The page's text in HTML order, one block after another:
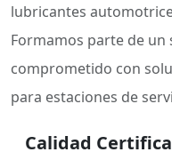
lubricantes
Formamos parte de
comprometido con
para estaciones de
Calidad